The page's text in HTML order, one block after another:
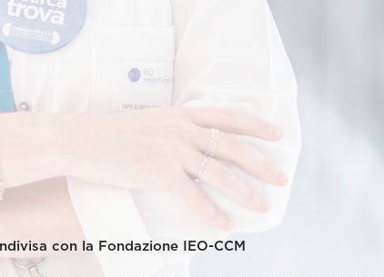
con la Fondazione IEO-CCM